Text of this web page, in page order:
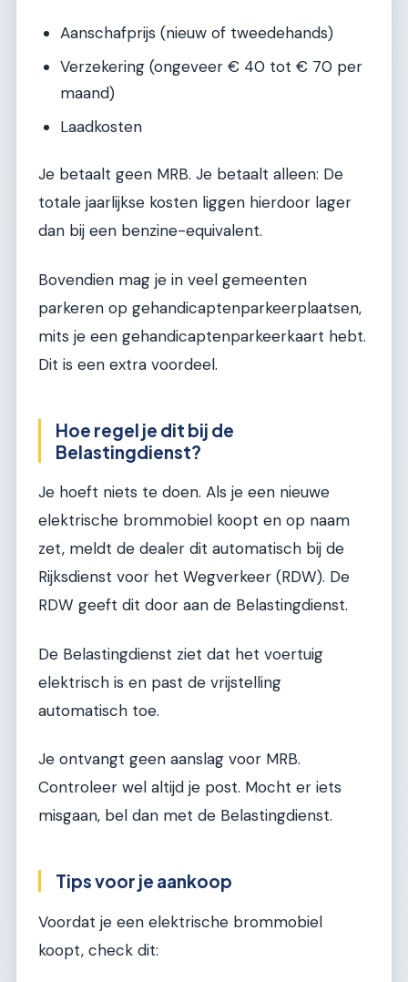
Aanschafprijs (nieuw of tweedehands)
Verzekering (ongeveer € 40 tot € 70 per
maand)
Laadkosten
Je betaalt geen MRB. Je betaalt alleen: De
totale jaarlijkse kosten liggen hierdoor lager
dan bij een benzine-equivalent.
Bovendien mag je in veel gemeenten
parkeren op gehandicaptenparkeerplaatsen,
mits je een gehandicaptenparkeerkaart hebt.
Dit is een extra voordeel.
Hoe regel je dit bij de
Belastingdienst?
Je hoeft niets te doen. Als je een nieuwe
elektrische brommobiel koopt en op naam
zet, meldt de dealer dit automatisch bij de
Rijksdienst voor het Wegverkeer (RDW). De
RDW geeft dit door aan de Belastingdienst.
De Belastingdienst ziet dat het voertuig
elektrisch is en past de vrijstelling
automatisch toe.
Je ontvangt geen aanslag voor MRB.
Controleer wel altijd je post. Mocht er iets
misgaan, bel dan met de Belastingdienst.
Tips voor je aankoop
Voordat je een elektrische brommobiel
koopt, check dit: